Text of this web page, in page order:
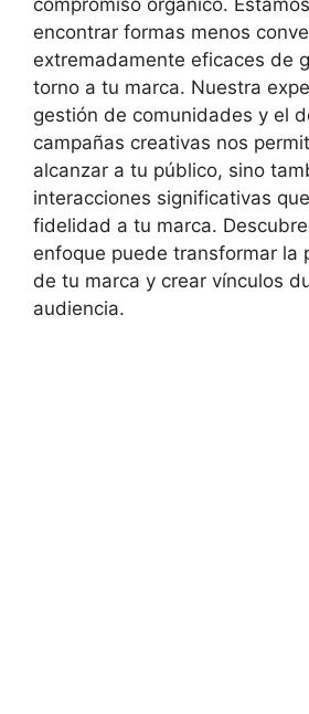
compromiso orgánico.
encontrar formas menos
extremadamente eficaces de
torno a tu marca. Nuestra
gestión de comunidades y el
campañas creativas nos
alcanzar a tu público, sino
interacciones significativas
fidelidad a tu marca.
enfoque puede transformar la
de tu marca y crear vínculos
audiencia.